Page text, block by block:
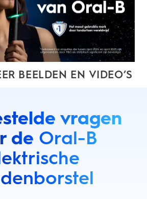
BEELDEN EN VIDEO’S
vragen
de Oral-B